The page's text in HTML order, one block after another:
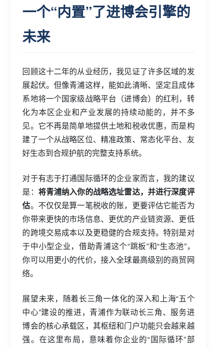
一个“内置”了进博会引擎的
未来
回顾这十二年的从业经历，我见证了许多区域的发
展起伏。但像青浦这样，能如此清晰、坚定且成体
系地将一个国家级战略平台（进博会）的红利，转
化为本区企业和产业发展的持续动能的，并不多
见。它不再是简单地提供土地和税收优惠，而是构
建了一个从战略区位、精准政策、常态化平台、友
好生态到合规护航的完整支持系统。
对于有志于打通国际循环的企业家而言，我的建议
是： 将青浦纳入你的战略选址雷达，并进行深度评
估。不仅仅是算一笔税收的账，更要评估它能否为
你带来更快的市场信息、更优的产业链资源、更低
的跨境交易成本以及更稳健的合规支持。特别是对
于中小型企业，借助青浦这个“跳板”和“生态池”，
你可以用更小的代价，接入全球最高级别的商贸网
络。
展望未来，随着长三角一体化的深入和上海“五个
中心”建设的推进，青浦作为联动长三角、服务进
博会的核心承载区，其枢纽和门户功能只会越来越
强。在这里布局，意味着你企业的“国际循环”部